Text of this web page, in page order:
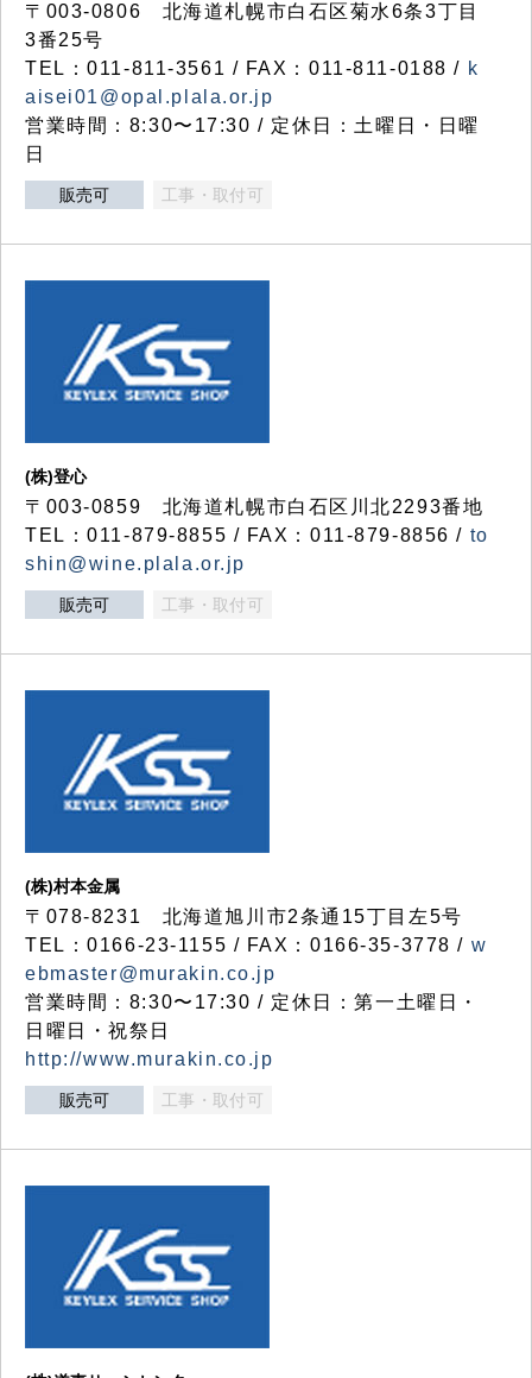
〒003-0806 北海道札幌市白石区菊水6条3丁目
3番25号
TEL：011-811-3561 / FAX：011-811-0188 / k
aisei01@opal.plala.or.jp
営業時間：8:30〜17:30 / 定休日：土曜日・日曜
日
販売可 工事・取付可
(株)登心
〒003-0859 北海道札幌市白石区川北2293番地
TEL：011-879-8855 / FAX：011-879-8856 / to
shin@wine.plala.or.jp
販売可 工事・取付可
(株)村本金属
〒078-8231 北海道旭川市2条通15丁目左5号
TEL：0166-23-1155 / FAX：0166-35-3778 / w
ebmaster@murakin.co.jp
営業時間：8:30〜17:30 / 定休日：第一土曜日・
日曜日・祝祭日
http://www.murakin.co.jp
販売可 工事・取付可